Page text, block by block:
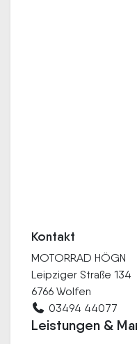
Kontakt
MOTORRAD HÖGN
Leipziger Straße 134
6766 Wolfen
03494 44077
Leistungen &